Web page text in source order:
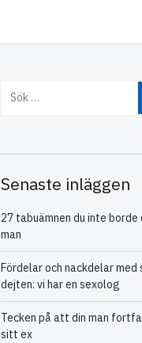
Senaste inläggen
27 tabuämnen du inte borde
man
Fördelar och nackdelar
dejten: vi har en sexolog
Tecken på att din man
sitt ex